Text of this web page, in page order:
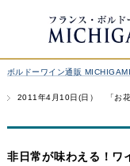
ボルドーワイン通販
2011年4月10日(日） 「お花
非日常が味わえる！ワ